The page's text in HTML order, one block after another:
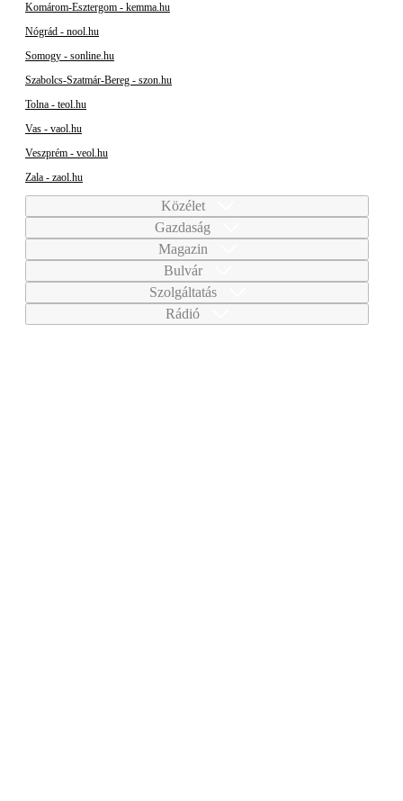
Komárom-Esztergom - kemma.hu
Nógrád - nool.hu
Somogy - sonline.hu
Szabolcs-Szatmár-Bereg - szon.hu
Tolna - teol.hu
Vas - vaol.hu
Veszprém - veol.hu
Zala - zaol.hu
Közélet
Gazdaság
Magazin
Bulvár
Szolgáltatás
Rádió